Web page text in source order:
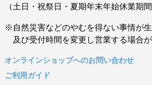
（土日・祝祭日・夏期年末年始休業期間
※自然災害などのやむを得ない事情が
及び受付時間を変更し営業する場合が
オンラインショップへのお問い合わせ
ご利用ガイド